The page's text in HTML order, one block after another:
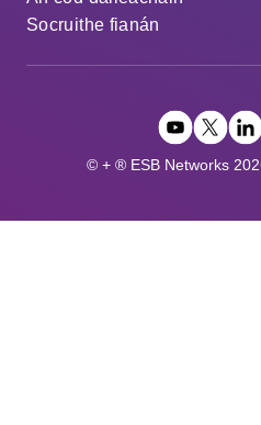
Socruithe fianán
© + ® ESB Networks